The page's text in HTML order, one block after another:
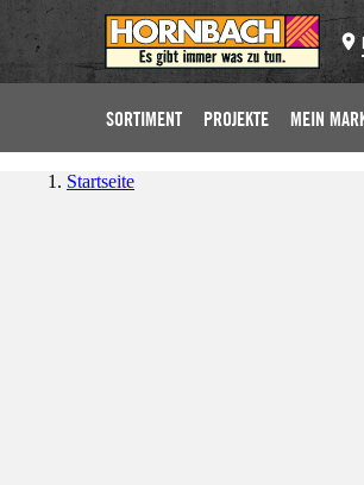
SORTIMENT PROJEKTE MEIN
Startseite